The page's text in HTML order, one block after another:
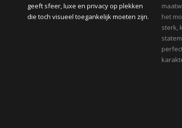
geeft sfeer, luxe en privacy op plekken
die toch visueel toegankelijk moeten zijn.
het
sterk,